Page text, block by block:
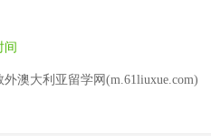
间
澳大利亚留学网(m.61liuxue.com)